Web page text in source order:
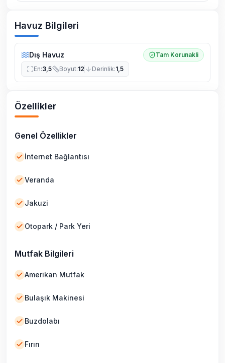
Havuz Bilgileri
Dış Havuz
Tam Korunakli
En:3,5 Boyut:12 Derinlik:1,5
Özellikler
Genel Özellikler
İnternet Bağlantısı
Veranda
Jakuzi
Otopark / Park Yeri
Mutfak Bilgileri
Amerikan Mutfak
Bulaşık Makinesi
Buzdolabı
Fırın